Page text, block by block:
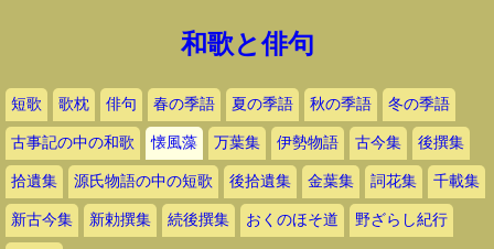
和歌と俳句
短歌 歌枕 俳句 春の季語 夏の季語 秋の季語 冬の季語
古事記の中の和歌 懐風藻 万葉集 伊勢物語 古今集 後撰集
拾遺集 源氏物語の中の短歌 後拾遺集 金葉集 詞花集 千載集
新古今集 新勅撰集 続後撰集 おくのほそ道 野ざらし紀行